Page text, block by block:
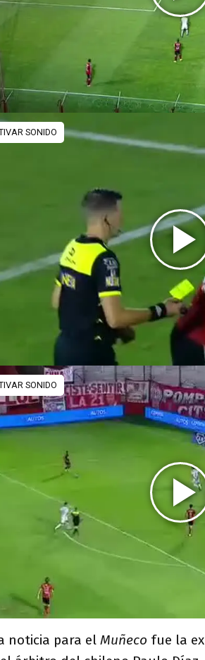
noticia para el Muñeco fue la